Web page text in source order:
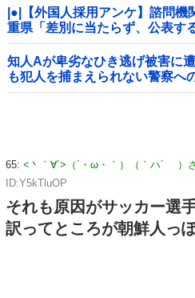
|●|【外国人採用アンケ】諮問機
重県「差別に当たらず、公表す
知人Aが卑劣なひき逃げ被害に
も犯人を捕まえられない警察へ
「逃げた方が得じゃん」と言い
65: <丶｀∀´>（´・ω・｀）（｀ハ´ ）
ID:Y5kTluOP
それも原因がサッカー選
訳ってところが朝鮮人っ